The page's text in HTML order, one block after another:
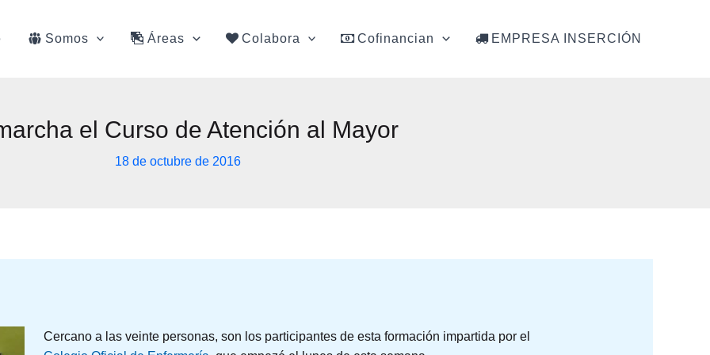
Somos Áreas Colabora Cofinancian EMPRESA INSERCIÓN
el Curso de Atención al Mayor
18 de octubre de 2016
Cercano a las veinte personas, son los participantes de esta formación impartida por el